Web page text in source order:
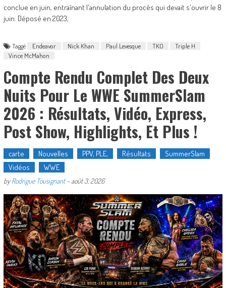
conclue en juin, entraînant l'annulation du procès qui devait s'ouvrir le 8
juin. Déposé en 2023,
Taggé Endeavor Nick Khan Paul Levesque TKO
Triple H
Vince McMahon
Compte Rendu Complet Des Deux
Nuits Pour Le WWE SummerSlam
2026 : Résultats, Vidéo, Express,
Post Show, Highlights, Et Plus !
carte Nouvelles PPV, PLE, Résultats
SummerSlam
Vidéos
WWE
byRodrigue Tousignant- août 3, 2026